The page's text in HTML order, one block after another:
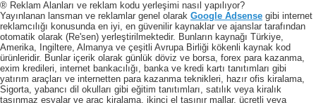
® Reklam Alanları ve reklam kodu yerleşimi nasıl yapılıyor?
Yayınlanan lansman ve reklamlar genel olarak Google Adsense gibi internet
reklamcılığı konusunda en iyi, en güvenilir kaynaklar ve ajanslar tarafından
otomatik olarak (Re'sen) yerleştirilmektedir. Bunların kaynağı Türkiye,
Amerika, Ingiltere, Almanya ve çeşitli Avrupa Birliği kökenli kaynak kod
ürünleridir. Bunlar içerik olarak günlük döviz ve borsa, forex para kazanma,
exim kredileri, internet bankacılığı, banka ve kredi kartı tanıtımları gibi
yatırım araçları ve internetten para kazanma teknikleri, hazır ofis kiralama,
Sigorta, yabancı dil okulları gibi eğitim tanıtımları, satılık veya kiralık
taşınmaz eşyalar ve araç kiralama, ikinci el taşınır mallar, ücretli veya